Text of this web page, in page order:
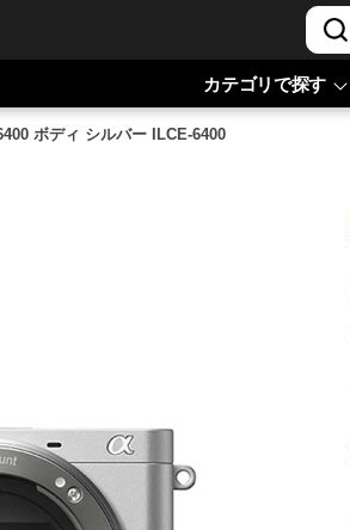
カテゴリで探す
ボディ シルバー ILCE-6400